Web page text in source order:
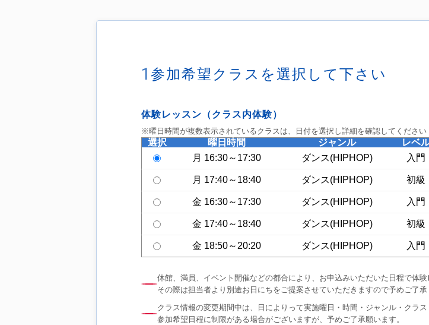
1 参加希望クラスを選択して下さい
体験レッスン（クラス内体験）
※曜日時間が複数表示されているクラスは、日付を選択し詳細を確認してください
選択 曜日時間 ジャンル レベ
月 16:30～17:30
ダンス(HIPHOP) 入門
月 17:40～18:40 ダンス(HIPHOP) 初級
金 16:30～17:30 ダンス(HIPHOP) 入門
金 17:40～18:40 ダンス(HIPHOP) 初級
金 18:50～20:20 ダンス(HIPHOP) 入門
休館、満員、イベント開催などの都合により、お申込みいただいた日程で体
その際は担当者より別途お日にちをご提案させていただきますので予めご了承
クラス情報の変更期間中は、日によりって実施曜日・時間・ジャンル・クラス
参加希望日程に制限がある場合がございますが、予めご了承願います。